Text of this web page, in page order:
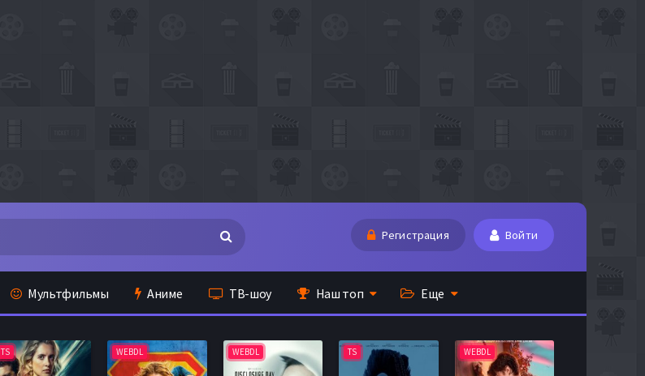
Регистрация Войти
Мультфильмы Аниме ТВ-шоу Наш топ Еще
TS WEBDL WEBDL TS WEBDL